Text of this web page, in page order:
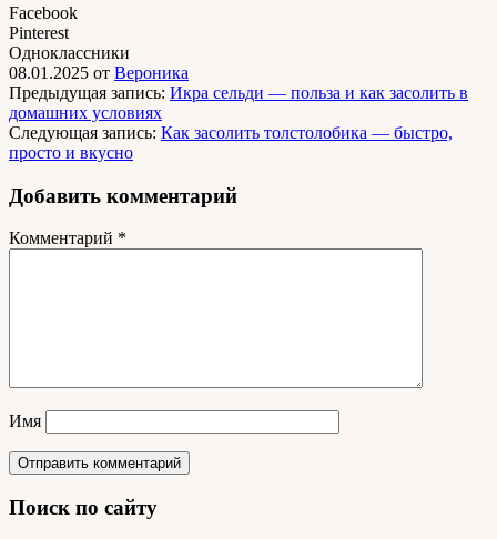
Facebook
Pinterest
Одноклассники
08.01.2025 от Вероника
Предыдущая запись: Икра сельди — польза и как засолить в
домашних условиях
Следующая запись: Как засолить толстолобика — быстро,
просто и вкусно
Добавить комментарий
Комментарий *
Имя
Поиск по сайту